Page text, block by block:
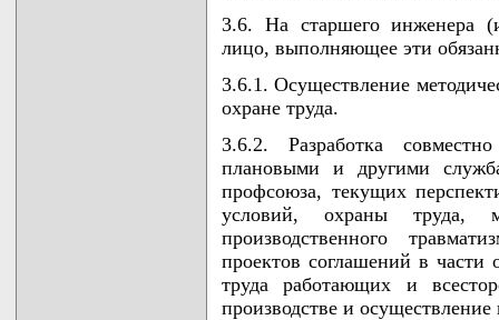
3.6. На старшего инженера
лицо, выполняющее эти
3.6.1. Осуществление
охране труда.
3.6.2. Разработка
плановыми и другими
профсоюза, текущих
условий, охраны труда,
производственного
проектов соглашений в части
труда работающих и
производстве и